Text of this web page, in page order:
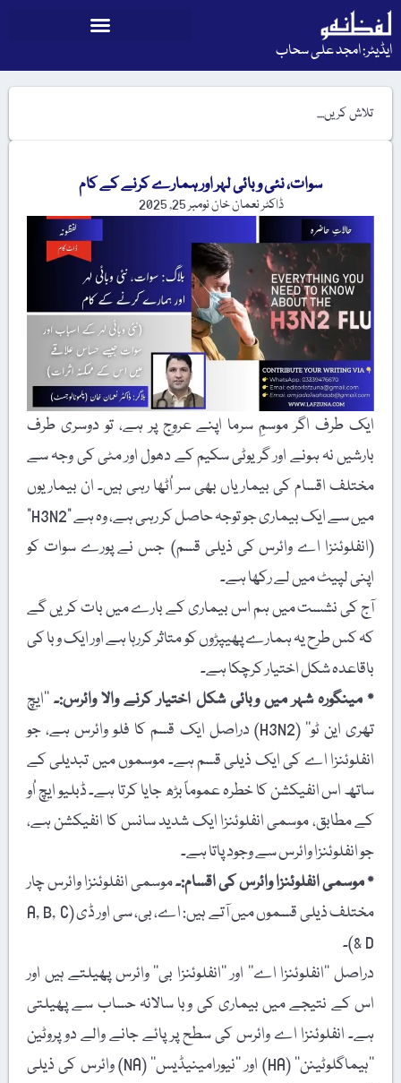
ایڈیٹر: امجد علی سحاب
سوات، نئی وبائی لہر اور ہمارے کرنے کے کام
ڈاکٹر نعمان خاننومبر 25, 2025
ایک طرف اگر موسمِ سرما اپنے عروج پر ہے، تو دوسری طرف
بارشیں نہ ہونے اور گریوٹی سکیم کے دھول اور مٹی کی وجہ سے
مختلف اقسام کی بیماریاں بھی سر اُٹھا رہی ہیں۔ ان بیماریوں
میں سے ایک بیماری جو توجہ حاصل کر رہی ہے، وہ ہے "H3N2”
(انفلوئنزا اے وائرس کی ذیلی قسم) جس نے پورے سوات کو
اپنی لپیٹ میں لے رکھا ہے۔
آج کی نشست میں ہم اس بیماری کے بارے میں بات کریں گے
کہ کس طرح یہ ہمارے پھیپڑوں کو متاثر کررہا ہے اور ایک وبا کی
باقاعدہ شکل اختیار کرچکا ہے۔
٭ مینگورہ شہر میں وبائی شکل اختیار کرنے والا وائرس:۔’’ایچ
تھری این ٹو‘‘ (H3N2) دراصل ایک قسم کا فلو وائرس ہے، جو
انفلوئنزا اے کی ایک ذیلی قسم ہے۔ موسموں میں تبدیلی کے
ساتھ اس انفیکشن کا خطرہ عموماً بڑھ جایا کرتا ہے۔ ڈبلیو ایچ اُو
کے مطابق، موسمی انفلوئنزا ایک شدید سانس کا انفیکشن ہے،
جو انفلوئنزا وائرس سے وجود پاتا ہے۔
٭ موسمی انفلوئنزا وائرس کی اقسام:۔موسمی انفلوئنزا وائرس چار
مختلف ذیلی قسموں میں آتے ہیں: اے، بی، سی اور ڈی (A, B, C
& D)۔
دراصل ’’انفلوئنزا اے‘‘ اور ’’انفلوئنزا بی‘‘ وائرس پھیلتے ہیں اور
اس کے نتیجے میں بیماری کی وبا سالانہ حساب سے پھیلتی
ہے۔ انفلوئنزا اے وائرس کی سطح پر پائے جانے والے دو پروٹین
’’ہیماگلوٹینن‘‘ (HA) اور ’’نیورامینیڈیس‘‘ (NA) وائرس کی ذیلی